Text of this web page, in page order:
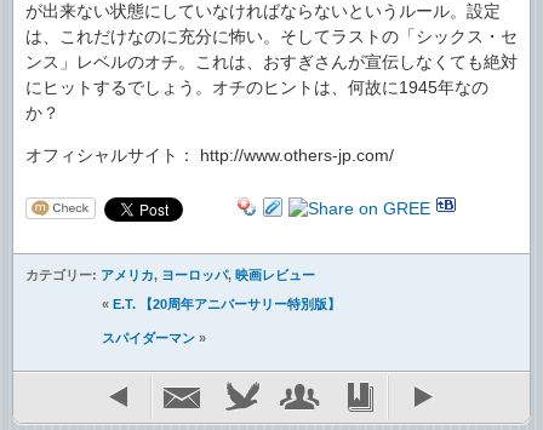
が出来ない状態にしていなければならないというルール。設定
は、これだけなのに充分に怖い。そしてラストの「シックス・セ
ンス」レベルのオチ。これは、おすぎさんが宣伝しなくても絶対
にヒットするでしょう。オチのヒントは、何故に1945年なの
か？
オフィシャルサイト： http://www.others-jp.com/
カテゴリー: アメリカ, ヨーロッパ, 映画レビュー
« E.T. 【20周年アニバーサリー特別版】
スパイダーマン »